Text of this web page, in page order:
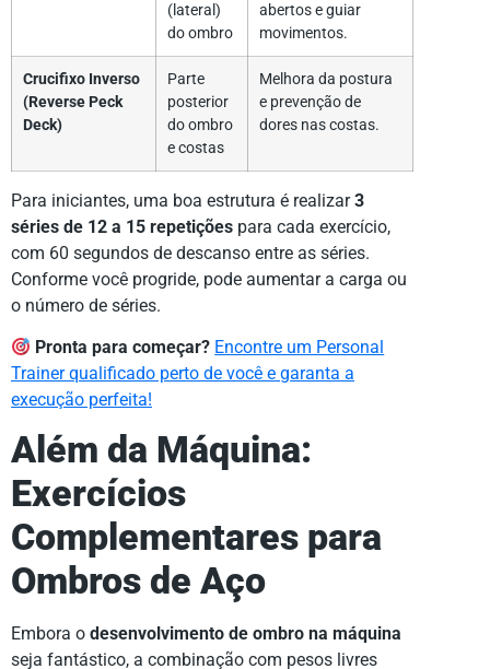
(lateral)
do ombro
abertos e guiar
movimentos.
Crucifixo Inverso
(Reverse Peck
Deck)
Parte
posterior
do ombro
e costas
Melhora da postura
e prevenção de
dores nas costas.
Para iniciantes, uma boa estrutura é realizar3
séries de 12 a 15 repetições para cada exercício,
com 60 segundos de descanso entre as séries.
Conforme você progride, pode aumentar a carga ou
o número de séries.
Pronta para começar? Encontre um Personal
Trainer qualificado perto de você e garanta a
execução perfeita!
Além da Máquina:
Exercícios
Complementares para
Ombros de Aço
Embora o desenvolvimento de ombro na máquina
seja fantástico, a combinação com pesos livres